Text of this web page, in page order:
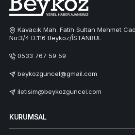
Kavacık Mah. Fatih Sultan Mehmet
No:3/4 D:116 Beykoz/İSTANBUL
0533 767 59 59
beykozguncel@gmail.com
iletisim@beykozguncel.com
KURUMSAL